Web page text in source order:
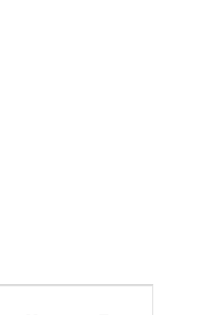
Veranstaltung